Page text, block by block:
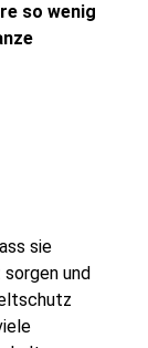
so wenig
sie
und